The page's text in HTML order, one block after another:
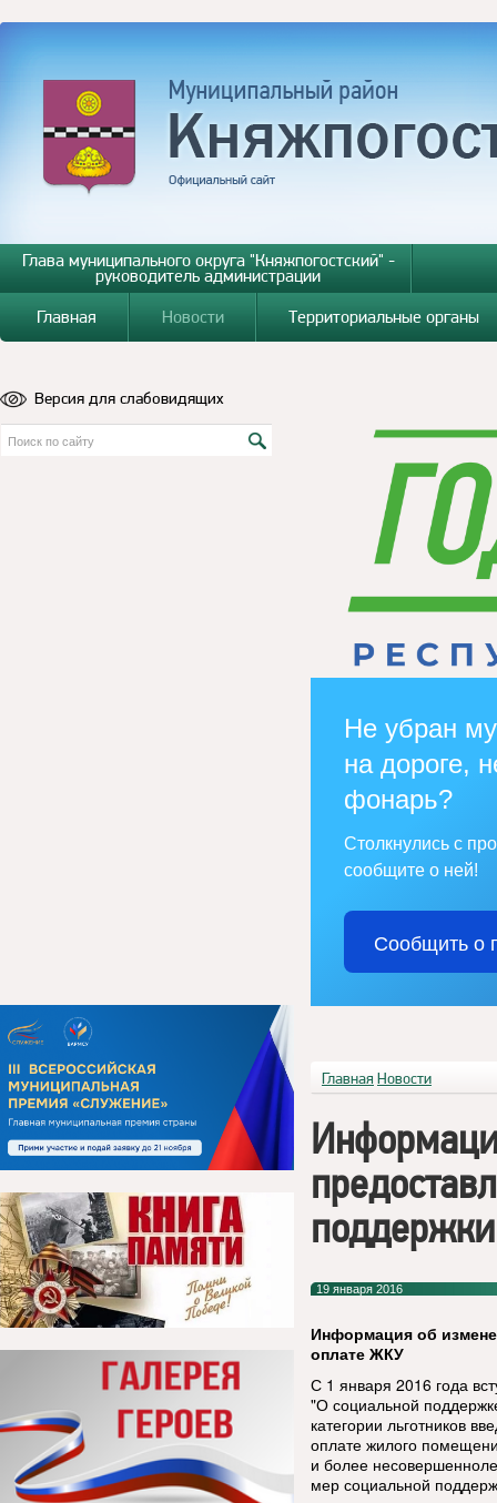
Глава муниципального округа "Княжпогостский" -
руководитель администрации
Главная
Новости Территориальные органы
Версия для слабовидящих
Не убран
на дороге,
фонарь?
Столкнулись с
сообщите о ней!
Сообщить о
Главная Новости
19 января 2016
Информация об
оплате ЖКУ
С 1 января 2016 года
"О социальной
категории льготников
оплате жилого
и более
мер социальной